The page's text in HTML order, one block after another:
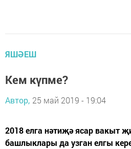
ЯШӘЕШ
Кем күпме?
Автор, 25 май 2019 - 19:04
2018 елга нәтиҗә ясар вакыт
башлыклары да узган елгы